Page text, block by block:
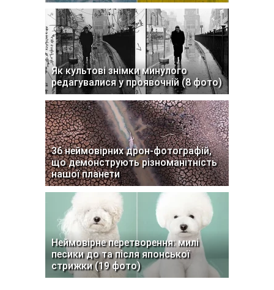
Як культові знімки минулого
редагувалися у проявочній (8 фото)
36 неймовірних дрон-фотографій,
що демонструють різноманітність
нашої планети
Неймовірне перетворення: милі
песики до та після японської
стрижки (19 фото)